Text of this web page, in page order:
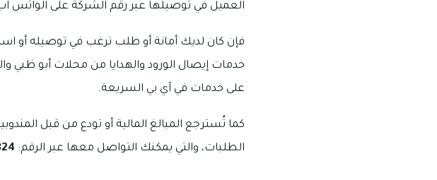
العميل في توصيلها عبر رقم الشركة على الواتس
فإن كان لديك أمانة أو طلب ترغب في توصيله أو
خدمات إيصال الورود والهدايا من محلات أبو ظبي
على خدمات في آي بي السريعة.
كما تُسترجع المبالغ المالية أو تودع من قبل
الطلبات، والتي يمكنك التواصل معها عبر الرقم: 058